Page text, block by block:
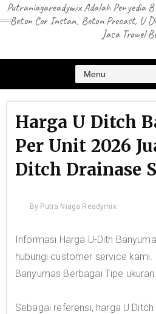
Putraniagareadymix Adalah Penyedia
Beton Cor Instan, Beton Precast, U
Jasa Trowel
Harga U Ditch
Per Unit 2026
Ditch Drainase
By Putra Niaga Readymix
Informasi Harga U-Dith
hubungi customer service kami.
Banyumas Berbagai Tipe ukuran.
Sebagai referensi, harga U